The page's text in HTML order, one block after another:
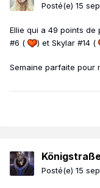
Posté(e) 15
Ellie qui a 49 points de
#6 (
) et Skylar #14 (
Semaine parfaite pour
Posté(e) 15